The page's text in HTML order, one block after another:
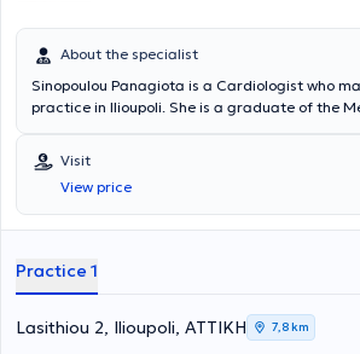
About the specialist
Sinopoulou Panagiota is a Cardiologist who
practice in Ilioupoli. She is a graduate of the
clinical cardiology as well as advanced
having also completed further specialization at
of the General Hospital of Athens Hippocratio.
perform complex examinations such as stress-
Visit
View price
Practice 1
Lasithiou 2, Ilioupoli, ΑΤΤΙΚΗ 7,8 km